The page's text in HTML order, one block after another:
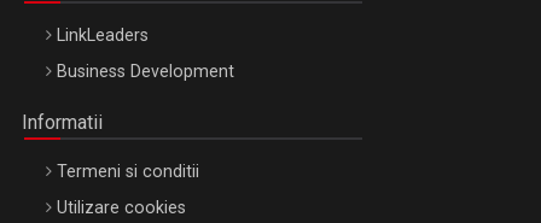
LinkLeaders
Business Development
Informatii
Termeni si conditii
Utilizare cookies